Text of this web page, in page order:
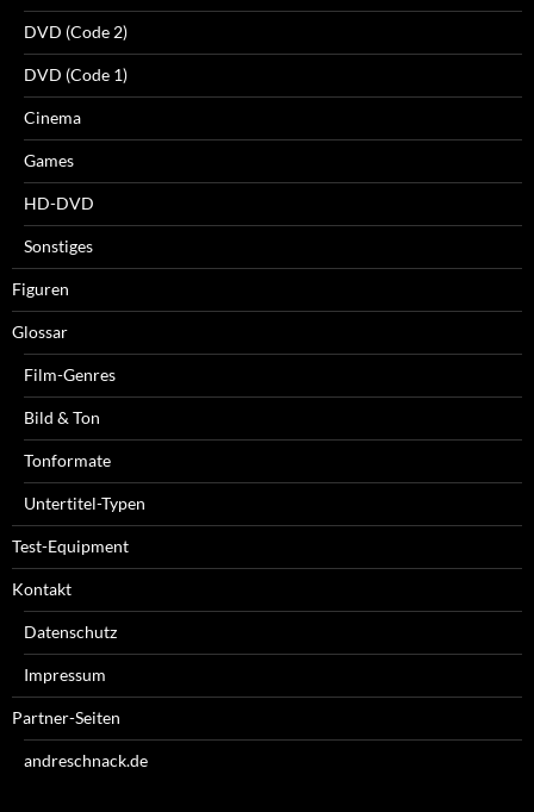
DVD (Code 2)
DVD (Code 1)
Cinema
Games
HD-DVD
Sonstiges
Figuren
Glossar
Film-Genres
Bild & Ton
Tonformate
Untertitel-Typen
Test-Equipment
Kontakt
Datenschutz
Impressum
Partner-Seiten
andreschnack.de